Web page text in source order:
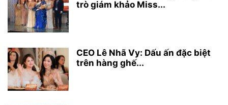
trò giám khảo Miss...
CEO Lê Nhã Vy: Dấu ấn đặc biệt
trên hàng ghế...